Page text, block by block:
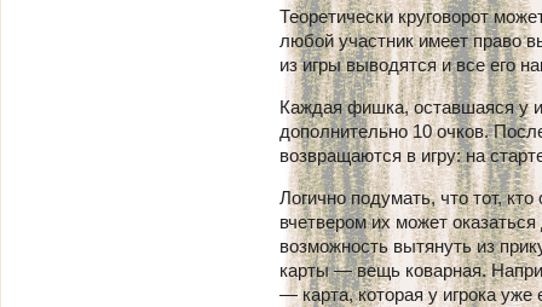
Теоретически круговорот
любой участник имеет право
из игры выводятся и все его
Каждая фишка, оставшаяся у
дополнительно 10 очков.
возвращаются в игру: на
Логично подумать, что тот,
вчетвером их может
возможность вытянуть из
карты — вещь коварная.
— карта, которая у игрока